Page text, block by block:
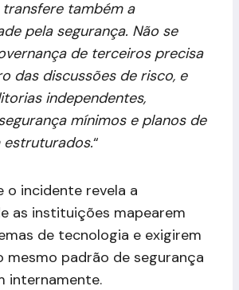
também a
pela segurança. Não se
de terceiros precisa
das discussões de risco, e
independentes,
mínimos e planos de
“
o incidente revela a
as instituições mapearem
de tecnologia e exigirem
mesmo padrão de segurança
internamente.